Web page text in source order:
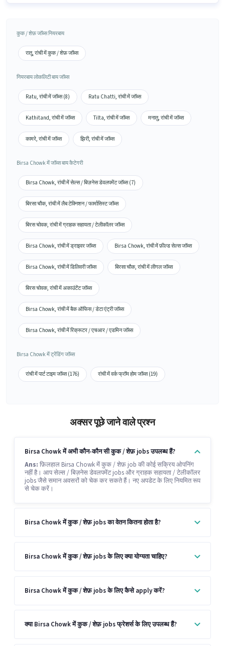
कुक / शेफ़ जॉब्स नियरबाय
रातू, रांची में कुक / शेफ़ जॉब्स
नियरबाय लोकलिटी बाय जॉब्स
Ratu, रांची में जॉब्स (8) Ratu Chatti, रांची में जॉब्स
Kathitand, रांची में जॉब्स Tilta, रांची में जॉब्स मनातु, रांची में जॉब्स
कामरे, रांची में जॉब्स झिरी, रांची में जॉब्स
Birsa Chowk में जॉब्स बाय कैटेगरी
Birsa Chowk, रांची में सेल्स / बिज़नेस डेवलपमेंट जॉब्स (7)
बिरसा चौक, रांची में लैब टेक्निशन / फार्मासिस्ट जॉब्स
बिरस चोवक, रांची में ग्राहक सहायता / टेलीकॉलर जॉब्स
Birsa Chowk, रांची में ड्राइवर जॉब्स Birsa Chowk, रांची में फ़ील्ड सेल्स जॉब्स
Birsa Chowk, रांची में डिलिवरी जॉब्स बिरसा चौक, रांची में लीगल जॉब्स
बिरस चोवक, रांची में अकाउंटेंट जॉब्स
Birsa Chowk, रांची में बैक ऑफिस / डेटा एंट्री जॉब्स
Birsa Chowk, रांची में रिक्रूटर / एचआर / एडमिन जॉब्स
Birsa Chowk में ट्रेंडिंग जॉब्स
रांची में पार्ट टाइम जॉब्स (176) रांची में वर्क फ्रॉम होम जॉब्स (19)
अक्सर पूछे जाने वाले प्रश्न
Birsa Chowk में अभी कौन-कौन सी कुक / शेफ़ jobs उपलब्ध हैं?
Ans: फ़िलहाल Birsa Chowk में कुक / शेफ़ job की कोई सक्रिय ओपनिंग
नहीं है। आप सेल्स / बिज़नेस डेवलपमेंट jobs और ग्राहक सहायता / टेलीकॉलर
jobs जैसे समान अवसरों को चेक कर सकते हैं। नए अपडेट के लिए नियमित रूप
से चेक करें।
Birsa Chowk में कुक / शेफ़ jobs का वेतन कितना होता है?
Birsa Chowk में कुक / शेफ़ jobs के लिए क्या योग्यता चाहिए?
Birsa Chowk में कुक / शेफ़ jobs के लिए कैसे apply करें?
क्या Birsa Chowk में कुक / शेफ़ jobs फ्रेशर्स के लिए उपलब्ध हैं?